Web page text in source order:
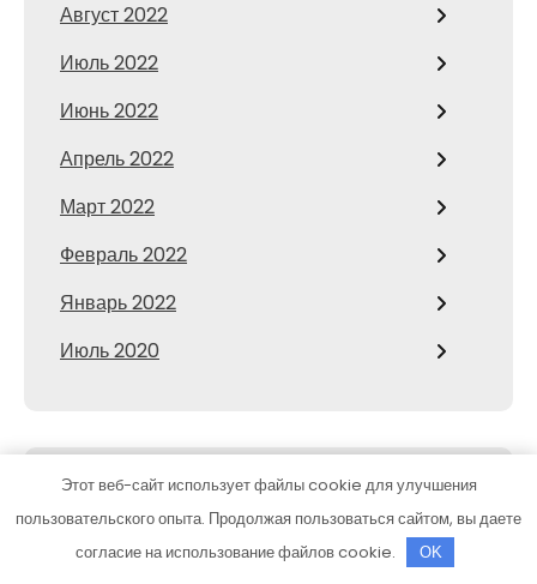
Август 2022
Июль 2022
Июнь 2022
Апрель 2022
Март 2022
Февраль 2022
Январь 2022
Июль 2020
CATEGORIES
Здоровое питание
Этот веб-сайт использует файлы cookie для улучшения
пользовательского опыта. Продолжая пользоваться сайтом, вы даете
согласие на использование файлов cookie.
OK